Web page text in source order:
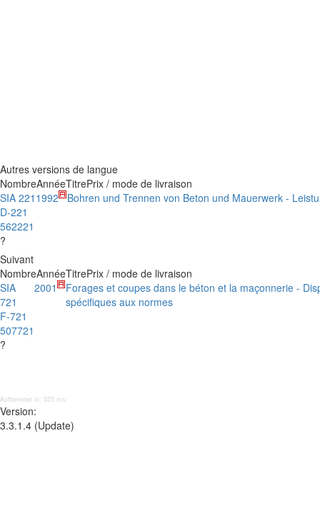
Autres versions de langue
NombreAnnéeTitrePrix / mode de livraison
SIA 221
D-221
562221
?
1992 Bohren und Trennen von Beton und Mauerwerk -
Suivant
NombreAnnéeTitrePrix / mode de livraison
SIA
721
F-721
507721
?
2001
Forages et coupes dans le béton et la maçonnerie -
spécifiques aux normes
Aufbereitet in: 523 ms;
Version:
3.3.1.4 (Update)